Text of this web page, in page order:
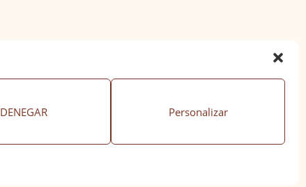
DENEGAR Personalizar